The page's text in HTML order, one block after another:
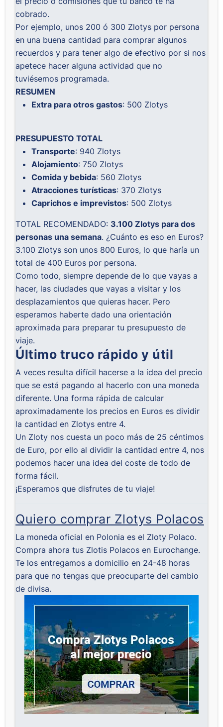
cobrado.
Por ejemplo, unos 200 ó 300 Zlotys por persona
en una buena cantidad para comprar algunos
recuerdos y para tener algo de efectivo por si nos
apetece hacer alguna actividad que no
tuviésemos programada.
RESUMEN
Extra para otros gastos: 500 Zlotys
PRESUPUESTO TOTAL
Transporte: 940 Zlotys
Alojamiento: 750 Zlotys
Comida y bebida: 560 Zlotys
Atracciones turísticas: 370 Zlotys
Caprichos e imprevistos: 500 Zlotys
TOTAL RECOMENDADO: 3.100 Zlotys para dos
personas una semana. ¿Cuánto es eso en Euros?
3.100 Zlotys son unos 800 Euros, lo que haría un
total de 400 Euros por persona.
Como todo, siempre depende de lo que vayas a
hacer, las ciudades que vayas a visitar y los
desplazamientos que quieras hacer. Pero
esperamos haberte dado una orientación
aproximada para preparar tu presupuesto de
viaje.
Último truco rápido y útil
A veces resulta difícil hacerse a la idea del precio
que se está pagando al hacerlo con una moneda
diferente. Una forma rápida de calcular
aproximadamente los precios en Euros es dividir
la cantidad en Zlotys entre 4.
Un Zloty nos cuesta un poco más de 25 céntimos
de Euro, por ello al dividir la cantidad entre 4, nos
podemos hacer una idea del coste de todo de
forma fácil.
¡Esperamos que disfrutes de tu viaje!
Quiero comprar Zlotys Polacos
La moneda oficial en Polonia es el Zloty Polaco.
Compra ahora tus Zlotis Polacos en Eurochange.
Te los entregamos a domicilio en 24-48 horas
para que no tengas que preocuparte del cambio
de divisa.